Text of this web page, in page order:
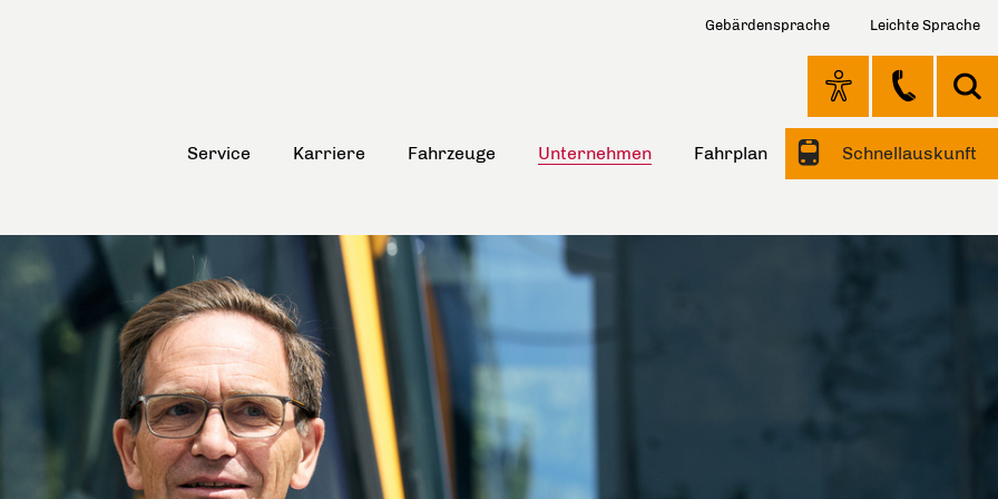
Gebärdensprache Leichte Sprache
Service Karriere Fahrzeuge Unternehmen Fahrplan Schnellauskunft